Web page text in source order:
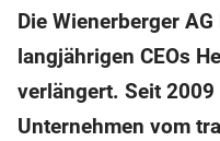
Die Wienerberger
langjährigen CEOs
verlängert. Seit
Unternehmen vom